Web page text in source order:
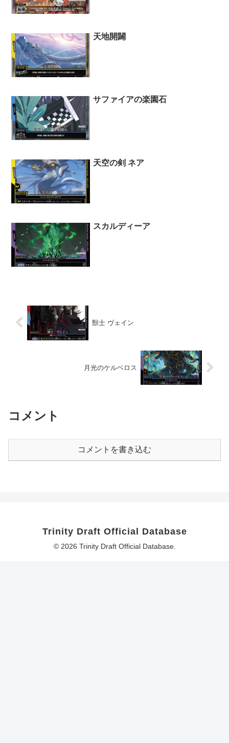
天地開闢
サファイアの楽園石
天空の剣 ネア
スカルディーア
獣士 ヴェイン
月光のケルベロス
コメント
コメントを書き込む
Trinity Draft Official Database
© 2026 Trinity Draft Official Database.